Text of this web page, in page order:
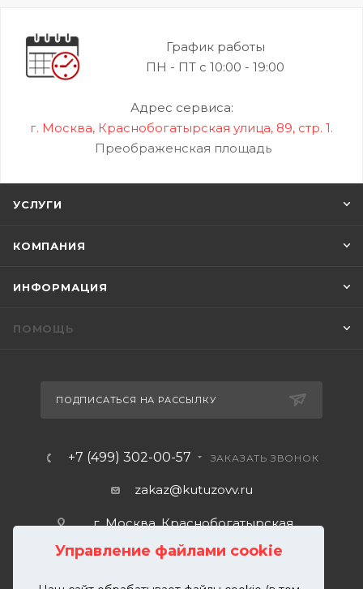
Управление файлами cookie
График работы
ПН - ПТ с 10:00 - 19:00
Адрес сервиса:
г. Москва, Краснобогатырская улица, 89, стр. 1.
Преображенская площадь
УСЛУГИ
КОМПАНИЯ
ИНФОРМАЦИЯ
ПОМОЩЬ
ПОДПИСАТЬСЯ НА РАССЫЛКУ
+7 (499) 302-00-57 ЗАКАЗАТЬ ЗВОНОК
zakaz@kutuzovv.ru
г. Москва, Краснобогатырская